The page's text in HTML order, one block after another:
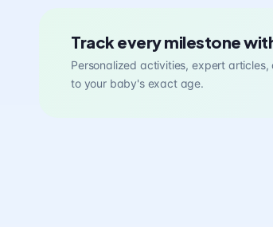
Track every milestone
Personalized activities, expert
to your baby's exact age.